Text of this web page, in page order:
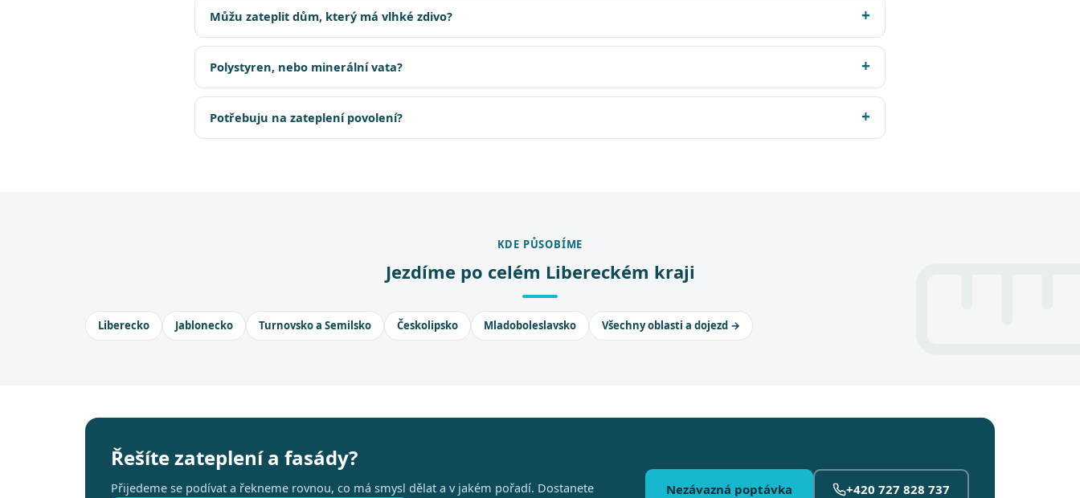
Můžu zateplit dům, který má vlhké zdivo?
Polystyren, nebo minerální vata?
Potřebuju na zateplení povolení?
KDE PŮSOBÍME
Jezdíme po celém Libereckém kraji
Liberecko Jablonecko Turnovsko a Semilsko Českolipsko Mladoboleslavsko Všechny oblasti a dojezd →
Řešíte zateplení a fasády?
Přijedeme se podívat a řekneme rovnou, co má smysl dělat a v jakém pořadí. Dostanete
Nezávazná poptávka +420 727 828 737